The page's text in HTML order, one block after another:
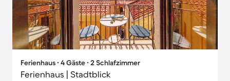
Ferienhaus ∙ 4 Gäste ∙ 2 Schlafzimmer
Ferienhaus | Stadtblick